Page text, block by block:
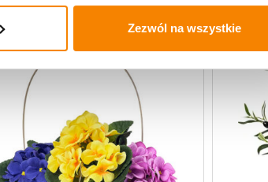
Zezwól na wszystkie
-20%